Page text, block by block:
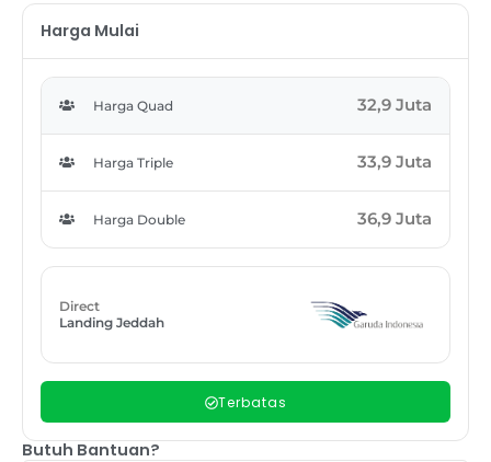
Harga Mulai
Harga Quad 32,9 Juta
Harga Triple 33,9 Juta
Harga Double 36,9 Juta
Direct
Landing Jeddah
Terbatas
Butuh Bantuan?